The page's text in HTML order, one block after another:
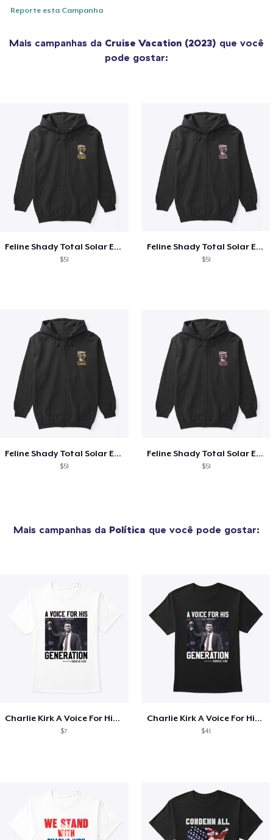
Reporte esta Campanha
Mais campanhas da Cruise Vacation (2023) que você
pode gostar:
Feline Shady Total Solar Eclipse Texas
$51
Feline Shady Total Solar Eclipse Tijuana
$51
Feline Shady Total Solar Eclipse Tijuana
$51
Feline Shady Total Solar Eclipse Toledo
$51
Mais campanhas da Política que você pode gostar:
Charlie Kirk A Voice For His Generation
$7
Charlie Kirk A Voice For His Generation
$41